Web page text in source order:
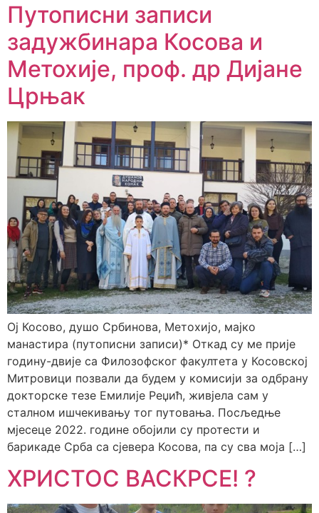
Путописни записи
задужбинара Косова и
Метохије, проф. др Дијане
Црњак
Ој Косово, душо Србинова, Метохијо, мајко
манастира (путописни записи)* Откад су ме прије
годину-двије са Филозофског факултета у Косовској
Митровици позвали да будем у комисији за одбрану
докторске тезе Емилије Реџић, живјела сам у
сталном ишчекивању тог путовања. Посљедње
мјесеце 2022. године обојили су протести и
барикаде Срба са сјевера Косова, па су сва моја […]
ХРИСТОС ВАСКРСЕ! ?️